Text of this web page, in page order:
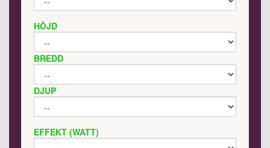
HÖJD
BREDD
DJUP
EFFEKT (WATT)